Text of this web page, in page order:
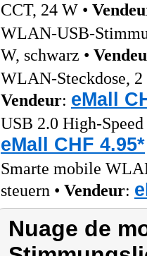
CCT, 24 W •
WLAN-USB-
W, schwarz •
WLAN-Steckdose,
Vendeur: eMall
USB 2.0 High-
eMall CHF 4.95*
Smarte mobile
steuern • Vendeur:
Nuage de